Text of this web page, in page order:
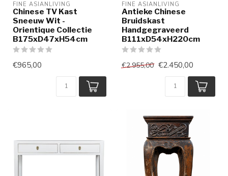
FINE ASIANLIVING
Chinese TV Kast
Sneeuw Wit -
Orientique Collectie
B175xD47xH54cm
€965,00
FINE ASIANLIVING
Antieke Chinese
Bruidskast
Handgegraveerd
B111xD54xH220cm
€2.955,00 €2.450,00